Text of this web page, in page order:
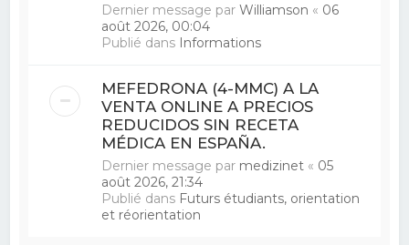
Dernier message parWilliamson « 06
août 2026, 00:04
Publié dans Informations
MEFEDRONA (4-MMC) A LA
VENTA ONLINE A PRECIOS
REDUCIDOS SIN RECETA
MÉDICA EN ESPAÑA.
Dernier message par medizinet « 05
août 2026, 21:34
Publié dans Futurs étudiants, orientation
et réorientation